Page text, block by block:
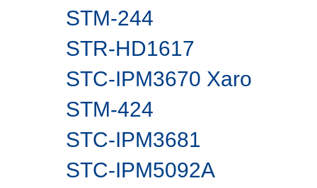
STM-244
STR-HD1617
STC-IPM3670 Xaro
STM-424
STC-IPM3681
STC-IPM5092A